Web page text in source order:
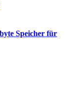
Speicher für